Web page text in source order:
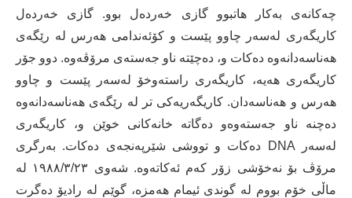
چەکانەی بەکار ھاتبوو گازی خەردەل بوو. گازی خەردەل
کاریگەری لەسەر چاوو پێست و کۆئەندامی ھەرس لە رێگەی
ھەناسەدانەوە دەکات و، دەچێتە ناو جەستەی مرۆڤەوە. دوو جۆر
کاریگەری ھەیە، کاریگەری راستەوخۆ لەسەر پێست و چاوو
ھەرس و ھەناسەدان. کاریگەریەکی تر لە رێگەی ھەناسەدانەوە
دەچنە ناو جەستەوەو دەگاتە خانەکانی خوێن و، کاریگەری
لەسەر DNA دەکات و تووشی شێرپەنجەی دەکات. بەرگری
مرۆڤ بۆ نەخۆشی زۆر کەم ئەکاتەوە. شەوی ١٩٨٨/٣/٢٣ لە
ماڵی خۆم بووم لە گوندی ئیمام ھەمزە، گوێم لە رادیۆ دەگرت